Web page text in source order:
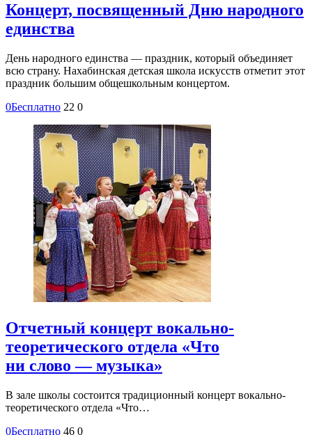
Концерт, посвященный Дню народного
единства
День народного единства — праздник, который объединяет
всю страну. Нахабинская детская школа искусств отметит этот
праздник большим общешкольным концертом.
0Бесплатно 22 0
Отчетный концерт вокально-
теоретического отдела «Что
ни слово — музыка»
В зале школы состоится традиционный концерт вокально-
теоретического отдела «Что…
0Бесплатно 46 0